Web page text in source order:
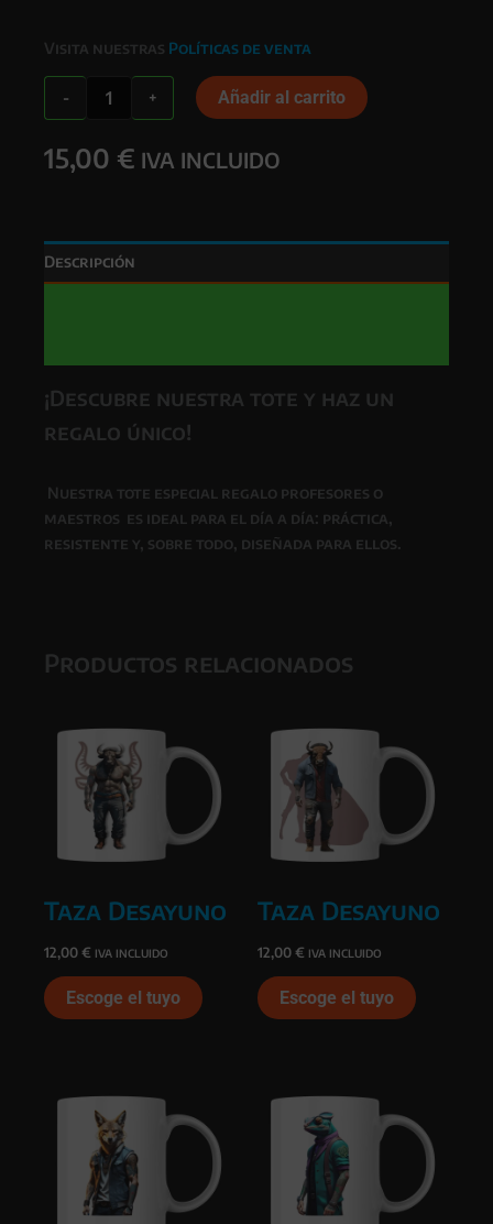
Visita nuestras Políticas de venta
-
Profesores
+ Añadir al carrito
15,00 € IVA INCLUIDO
Descripción
¡Descubre nuestra tote y haz un
regalo único!
Nuestra tote especial regalo profesores o
maestros es ideal para el día a día: práctica,
resistente y, sobre todo, diseñada para ellos.
Productos relacionados
Taza Desayuno
12,00€ IVA INCLUIDO
Escoge el tuyo
Taza Desayuno
12,00€ IVA INCLUIDO
Escoge el tuyo